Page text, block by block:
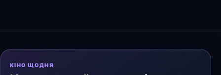
КІНО ЩОДНЯ